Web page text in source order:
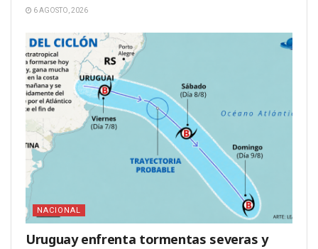
6 AGOSTO, 2026
NACIONAL
Uruguay enfrenta tormentas severas y